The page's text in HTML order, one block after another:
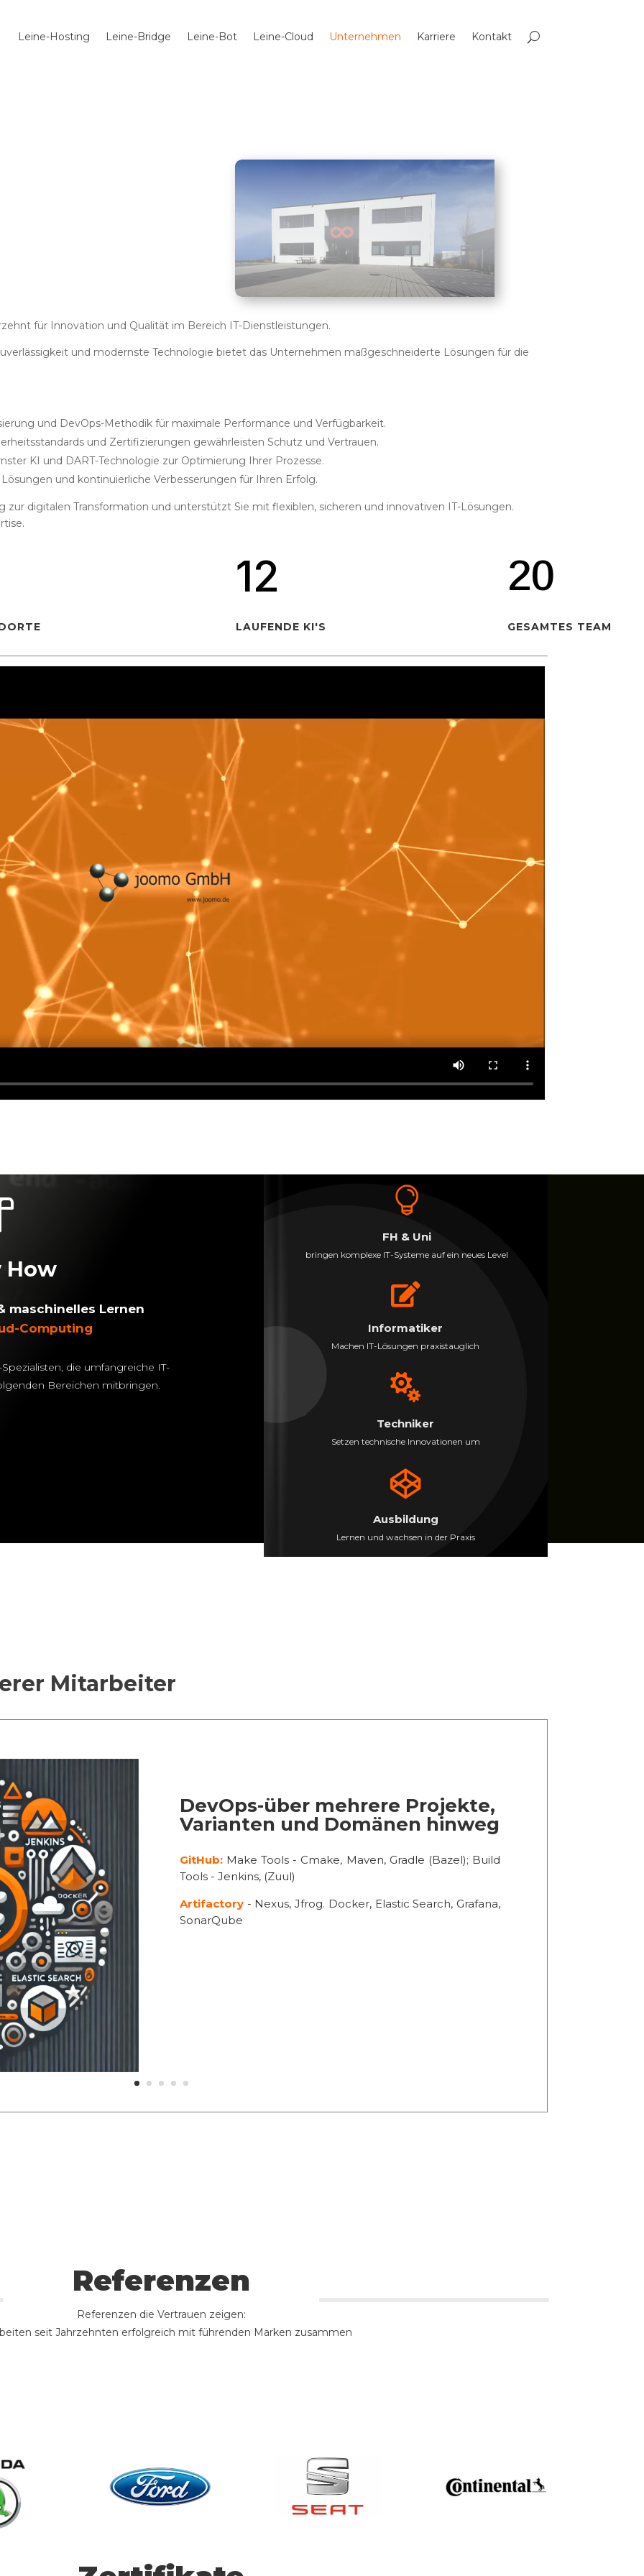
Leine-Hosting Leine-Bridge Leine-Bot Leine-Cloud Unternehmen Karriere Kontakt
für Innovation und Qualität im Bereich IT-Dienstleistungen.
und modernste Technologie bietet das Unternehmen maßgeschneiderte Lösungen für die
und DevOps-Methodik für maximale Performance und Verfügbarkeit.
und Zertifizierungen gewährleisten Schutz und Vertrauen.
KI und DART-Technologie zur Optimierung Ihrer Prozesse.
und kontinuierliche Verbesserungen für Ihren Erfolg.
digitalen Transformation und unterstützt Sie mit flexiblen, sicheren und innovativen IT-Lösungen.
12
LAUFENDE KI'S
20
GESAMTES TEAM
How
maschinelles Lernen
Computing
die umfangreiche IT-
Bereichen mitbringen.

FH & Uni
bringen komplexe IT-Systeme auf ein neues Level

Informatiker
Machen IT-Lösungen praxistauglich

Techniker
Setzen technische Innovationen um

Ausbildung
Lernen und wachsen in der Praxis
Mitarbeiter
DevOps-über mehrere Projekte,
Varianten und Domänen hinweg
GitHub: Make Tools - Cmake, Maven, Gradle (Bazel); Build
Tools - Jenkins, (Zuul)
Artifactory - Nexus, Jfrog. Docker, Elastic Search, Grafana,
SonarQube
Referenzen
Referenzen die Vertrauen zeigen:
seit Jahrzehnten erfolgreich mit führenden Marken zusammen